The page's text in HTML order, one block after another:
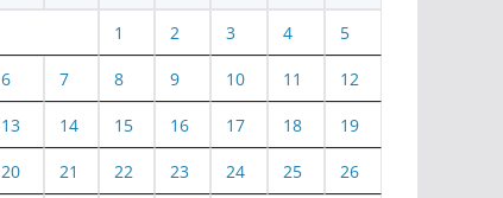
1 2 3 4 5
6 7 8 9 10 11 12
13 14 15 16 17 18 19
20 21 22 23 24 25 26